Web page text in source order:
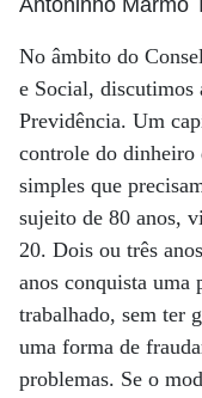
Antoninho Marmo
No âmbito do
e Social, discutimos
Previdência. Um
controle do dinheiro
simples que
sujeito de 80 anos,
20. Dois ou três
anos conquista uma
trabalhado, sem ter
uma forma de
problemas. Se o